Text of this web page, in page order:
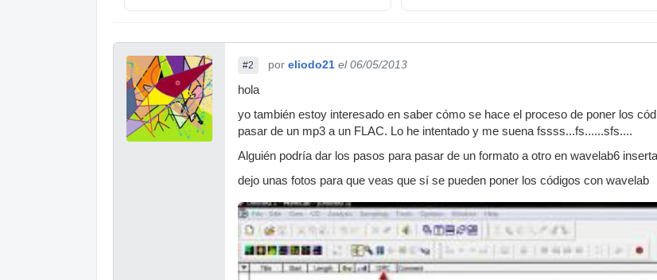
#2 por eliodo21 el 06/05/2013
hola
yo también estoy interesado en saber cómo se hace el proceso de poner los
pasar de un mp3 a un FLAC. Lo he intentado y me suena fssss...fs......sfs....
Alguién podría dar los pasos para pasar de un formato a otro en wavelab6
dejo unas fotos para que veas que sí se pueden poner los códigos con wavelab